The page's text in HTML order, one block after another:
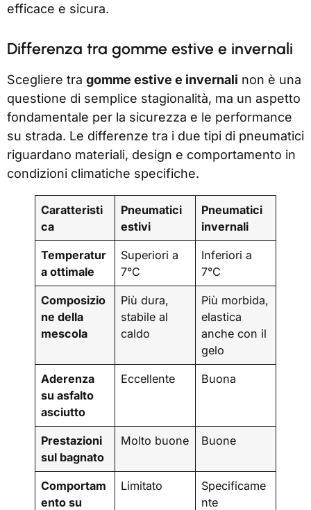
efficace e sicura.
Differenza tra gomme estive e invernali
Scegliere tra gomme estive e invernali non è una
questione di semplice stagionalità, ma un aspetto
fondamentale per la sicurezza e le performance
su strada. Le differenze tra i due tipi di pneumatici
riguardano materiali, design e comportamento in
condizioni climatiche specifiche.
Caratteristi
ca
Pneumatici
estivi
Pneumatici
invernali
Temperatur
a ottimale
Superiori a
7°C
Inferiori a
7°C
Composizio
ne della
mescola
Più dura,
stabile al
caldo
Più morbida,
elastica
anche con il
gelo
Aderenza
su asfalto
asciutto
Eccellente Buona
Prestazioni
sul bagnato
Molto buone Buone
Comportam
ento su
Limitato
Specificame
nte